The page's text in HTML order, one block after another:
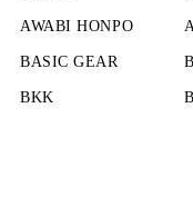
AWABI HONPO
BASIC GEAR
BKK